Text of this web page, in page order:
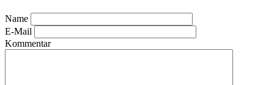
Name
E-Mail
Kommentar